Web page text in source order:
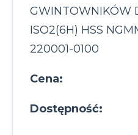
GWINTOWNIKÓW
ISO2(6H) HSS
220001-0100
Cena:
Dostępność: